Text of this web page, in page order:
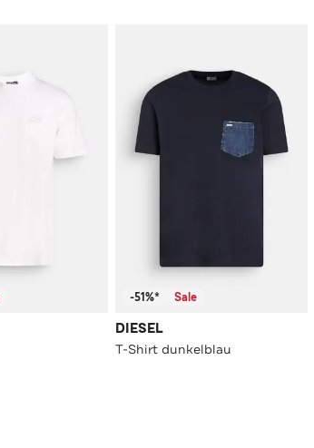
-51%* Sale
DIESEL
T-Shirt dunkelblau